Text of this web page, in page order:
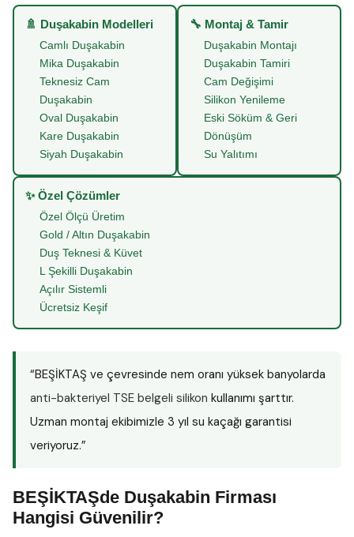
🚿 Duşakabin Modelleri
Camlı Duşakabin
Mika Duşakabin
Teknesiz Cam
Duşakabin
Oval Duşakabin
Kare Duşakabin
Siyah Duşakabin
🔧 Montaj & Tamir
Duşakabin Montajı
Duşakabin Tamiri
Cam Değişimi
Silikon Yenileme
Eski Söküm & Geri
Dönüşüm
Su Yalıtımı
✨ Özel Çözümler
Özel Ölçü Üretim
Gold / Altın Duşakabin
Duş Teknesi & Küvet
L Şekilli Duşakabin
Açılır Sistemli
Ücretsiz Keşif
“BEŞİKTAŞ ve çevresinde nem oranı yüksek banyolarda
anti-bakteriyel TSE belgeli silikon kullanımı şarttır.
Uzman montaj ekibimizle 3 yıl su kaçağı garantisi
veriyoruz.”
BEŞİKTAŞde Duşakabin Firması
Hangisi Güvenilir?